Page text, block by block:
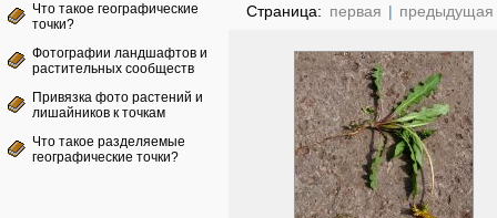
Что такое географические
точки?
Фотографии ландшафтов и
растительных сообществ
Привязка фото растений и
лишайников к точкам
Что такое разделяемые
географические точки?
Страница: первая | предыдущая